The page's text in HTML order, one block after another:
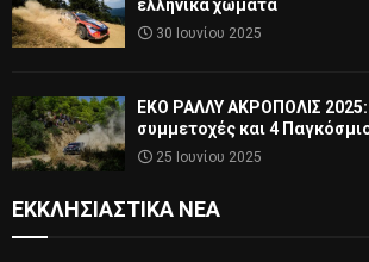
ελληνικά χώματα
30 Ιουνίου 2025
ΕΚΟ ΡΑΛΛΥ ΑΚΡΟΠΟΛΙΣ
συμμετοχές και 4
25 Ιουνίου 2025
ΕΚΚΛΗΣΙΑΣΤΙΚΆ ΝΈΑ